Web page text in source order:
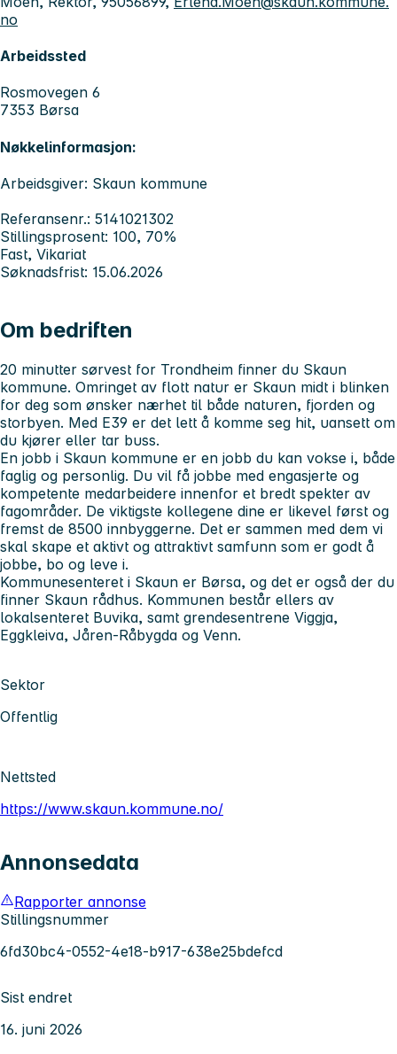
no
Arbeidssted
Rosmovegen 6
7353 Børsa
Nøkkelinformasjon:
Arbeidsgiver: Skaun kommune
Referansenr.: 5141021302
Stillingsprosent: 100, 70%
Fast, Vikariat
Søknadsfrist: 15.06.2026
Om bedriften
20 minutter sørvest for Trondheim finner du Skaun
kommune. Omringet av flott natur er Skaun midt i blinken
for deg som ønsker nærhet til både naturen, fjorden og
storbyen. Med E39 er det lett å komme seg hit, uansett om
du kjører eller tar buss.
En jobb i Skaun kommune er en jobb du kan vokse i, både
faglig og personlig. Du vil få jobbe med engasjerte og
kompetente medarbeidere innenfor et bredt spekter av
fagområder. De viktigste kollegene dine er likevel først og
fremst de 8500 innbyggerne. Det er sammen med dem vi
skal skape et aktivt og attraktivt samfunn som er godt å
jobbe, bo og leve i.
Kommunesenteret i Skaun er Børsa, og det er også der du
finner Skaun rådhus. Kommunen består ellers av
lokalsenteret Buvika, samt grendesentrene Viggja,
Eggkleiva, Jåren-Råbygda og Venn.
Sektor
Offentlig
Nettsted
https://www.skaun.kommune.no/
Annonsedata
Rapporter annonse
Stillingsnummer
6fd30bc4-0552-4e18-b917-638e25bdefcd
Sist endret
16. juni 2026